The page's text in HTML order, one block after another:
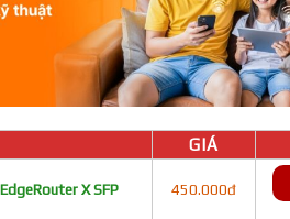
GIÁ
X SFP 450.000đ